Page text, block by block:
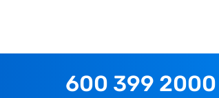
600 399 2000